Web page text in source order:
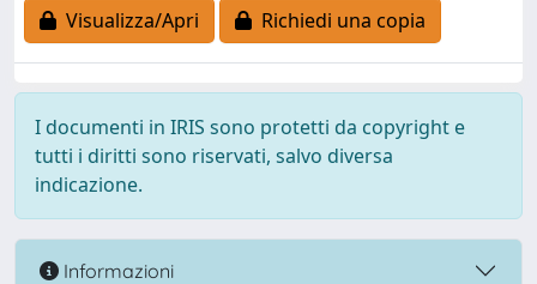
Visualizza/Apri
Richiedi una copia
I documenti in IRIS sono protetti da copyright e
tutti i diritti sono riservati, salvo diversa
indicazione.
Informazioni